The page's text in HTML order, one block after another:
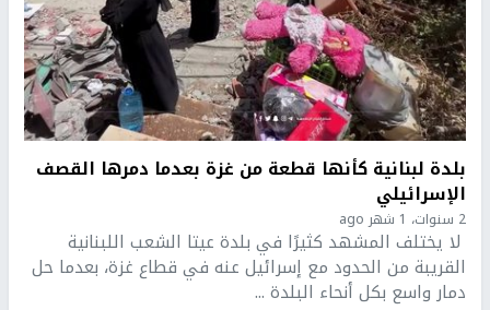
بلدة لبنانية كأنها قطعة من غزة بعدما دمرها القصف
الإسرائيلي
2 سنوات، 1 شهر ago
لا يختلف المشهد كثيرًا في بلدة عيتا الشعب اللبنانية
القريبة من الحدود مع إسرائيل عنه في قطاع غزة، بعدما حل
دمار واسع بكل أنحاء البلدة ...